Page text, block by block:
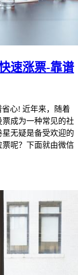
速涨票-靠谱
心! 近年来，随着
成为一种常见的社
无疑是备受欢迎的
呢？下面就由微信